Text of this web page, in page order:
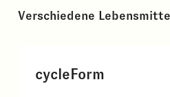
Verschiedene
cycleForm